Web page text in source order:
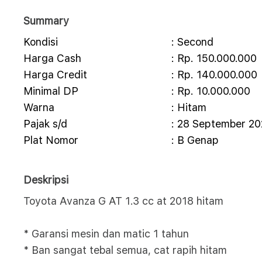
Summary
Kondisi
: Second
Harga Cash
: Rp. 150.000.000
Harga Credit
: Rp. 140.000.000
Minimal DP
: Rp. 10.000.000
Warna
: Hitam
Pajak s/d
: 28 September
Plat Nomor
: B Genap
Deskripsi
Toyota Avanza G AT 1.3 cc at 2018 hitam
* Garansi mesin dan matic 1 tahun
* Ban sangat tebal semua, cat rapih hitam